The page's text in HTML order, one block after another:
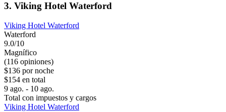
3. Viking Hotel Waterford
Viking Hotel Waterford
Waterford
9.0/10
Magnífico
(116 opiniones)
$136 por noche
$154 en total
9 ago. - 10 ago.
Total con impuestos y cargos
Viking Hotel Waterford